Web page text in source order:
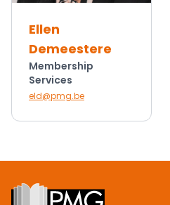
Ellen
Demeestere
Membership
Services
eld@pmg.be
Footer